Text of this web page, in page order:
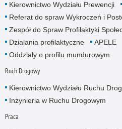
Kierownictwo Wydziału Prewencji
Referat do spraw Wykroczeń i
Zespół do Spraw Profilaktyki
Dzialania profilaktyczne
APELE
Oddziały o profilu mundurowym
Ruch Drogowy
Kierownictwo Wydziału Ruchu
Inżynieria w Ruchu Drogowym
Praca